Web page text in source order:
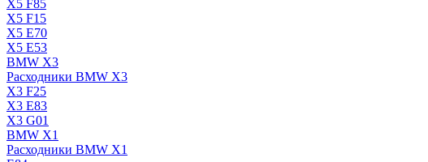
X5 F85
X5 F15
X5 E70
X5 E53
BMW X3
Расходники BMW X3
X3 F25
X3 E83
X3 G01
BMW X1
Расходники BMW X1